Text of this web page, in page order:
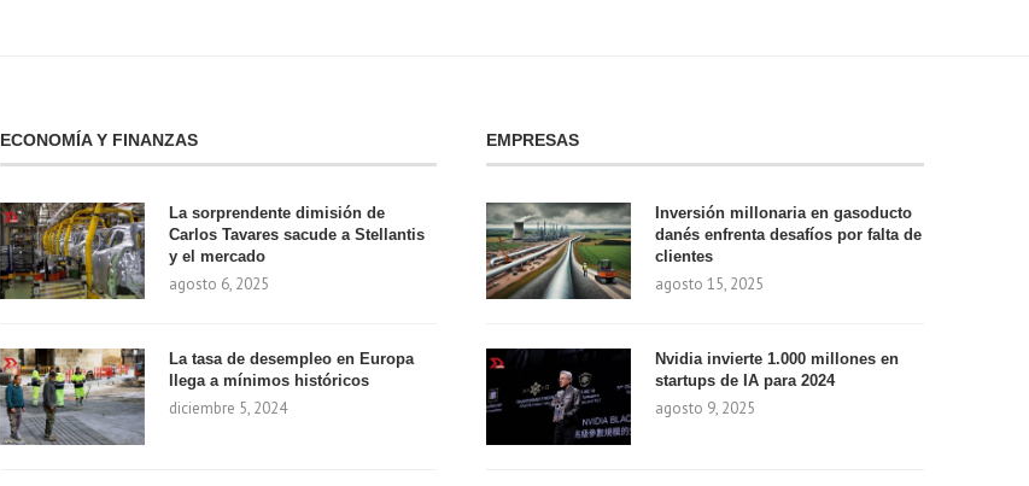
ECONOMÍA Y FINANZAS
La sorprendente dimisión de
Carlos Tavares sacude a Stellantis
y el mercado
agosto 6, 2025
La tasa de desempleo en Europa
llega a mínimos históricos
diciembre 5, 2024
EMPRESAS
Inversión millonaria en gasoducto
danés enfrenta desafíos por falta de
clientes
agosto 15, 2025
Nvidia invierte 1.000 millones en
startups de IA para 2024
agosto 9, 2025